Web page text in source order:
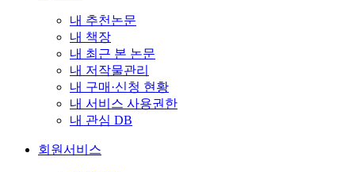
내 추천논문
내 책장
내 최근 본 논문
내 저작물관리
내 구매·신청 현황
내 서비스 사용권한
내 관심 DB
회원서비스